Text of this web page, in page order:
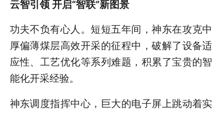
云智引领 开启“智联”新图景
功夫不负有心人。短短五年间，神东在攻克中
厚偏薄煤层高效开采的征程中，破解了设备适
应性、工艺优化等系列难题，积累了宝贵的智
能化开采经验。
神东调度指挥中心，巨大的电子屏上跳动着实